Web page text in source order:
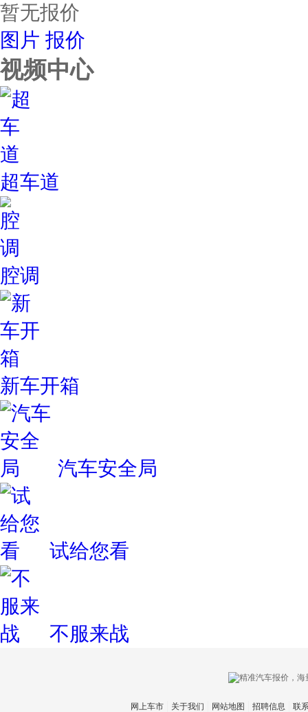
暂无报价
图片 报价
视频中心
超车道
腔调
新车开箱
汽车安全局
试给您看
不服来战
网上车市 关于我们 网站地图 招聘信息
联